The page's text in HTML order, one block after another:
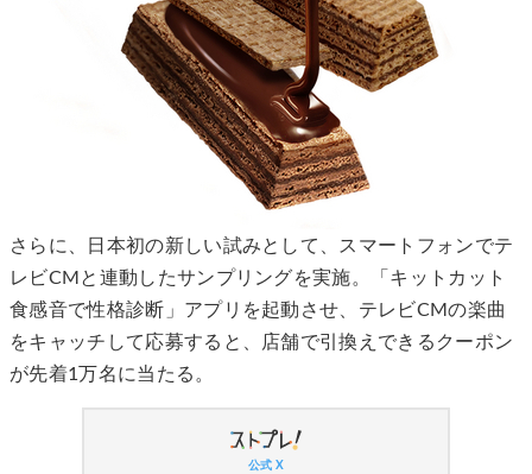
さらに、日本初の新しい試みとして、スマートフォンでテ
レビCMと連動したサンプリングを実施。「キットカット
食感音で性格診断」アプリを起動させ、テレビCMの楽曲
をキャッチして応募すると、店舗で引換えできるクーポン
が先着1万名に当たる。
公式 X